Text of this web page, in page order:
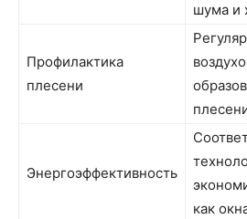
шума и
Профилактика
плесени
Энергоэффективность
как